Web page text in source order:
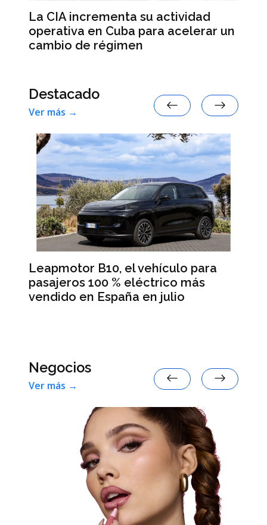
La CIA incrementa su actividad
operativa en Cuba para acelerar un
cambio de régimen
Destacado
Ver más →
Leapmotor B10, el vehículo para
pasajeros 100 % eléctrico más
vendido en España en julio
Negocios
Ver más →